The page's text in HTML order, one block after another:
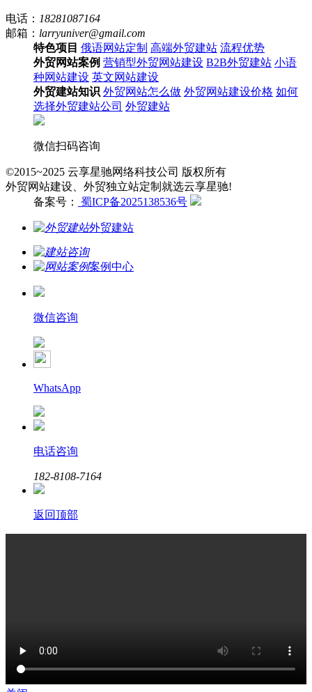
电话： 18281087164
邮箱： larryuniver@gmail.com
特色项目 俄语网站定制 高端外贸建站 流程优势
外贸网站案例 营销型外贸网站建设 B2B外贸建站 小语
种网站建设 英文网站建设
外贸建站知识 外贸网站怎么做 外贸网站建设价格 如何
选择外贸建站公司 外贸建站
微信扫码咨询
©2015~2025 云享星驰网络科技公司 版权所有
外贸网站建设、外贸独立站定制就选云享星驰!
备案号：
蜀ICP备2025138536号
外贸建站
案例中心
微信咨询
WhatsApp
电话咨询
182-8108-7164
返回顶部